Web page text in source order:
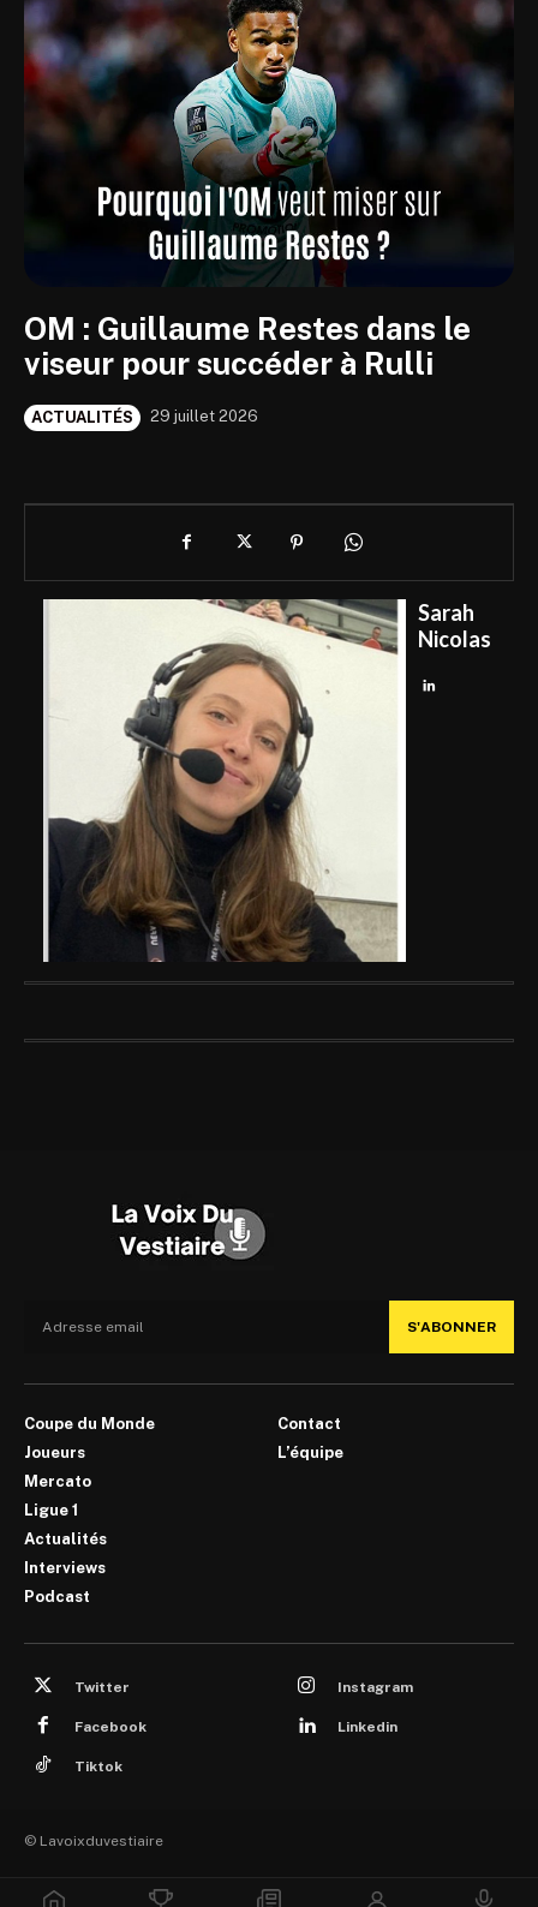
OM : Guillaume Restes dans le
viseur pour succéder à Rulli
ACTUALITÉS 29 juillet 2026
Sarah
Nicolas
S'ABONNER
Coupe du Monde
Joueurs
Mercato
Ligue 1
Actualités
Interviews
Podcast
Contact
L’équipe
Twitter Instagram
Facebook Linkedin
Tiktok
© Lavoixduvestiaire